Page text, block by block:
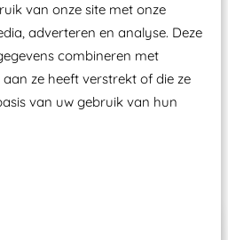
van onze site met onze
adverteren en analyse. Deze
combineren met
ze heeft verstrekt of die ze
van uw gebruik van hun
kunnen laten keuren zodat
Attractie- en